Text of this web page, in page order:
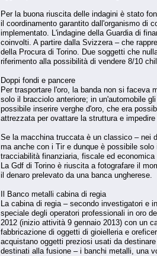
Per la buona riuscita delle indagini è stato
il coordinamento garantito dall'organismo di
implementato. L'indagine della Guardia di
coinvolti. A partire dalla Svizzera – che
della Procura di Torino. Due soggetti che
riferimento alla possibilità di vendere 8/10
Doppi fondi e pancere
Per trasportare l'oro, la banda non si faceva
solo il bracciolo anteriore; in un'automobile
possibile inserire verghe d'oro, che era
attrezzata per ovattare la struttura e
Se la macchina truccata è un classico – nei
ma anche con i Tir e dunque è possibile
tracciabilità finanziaria, fiscale ed
La Gdf di Torino è riuscita a fotografare il
il denaro prelevato da una banca ungherese.
Il Banco metalli cabina di regia
La cabina di regia – secondo investigatori e
speciale degli operatori professionali in oro
2012 (inizio attività 9 gennaio 2013) con un
fabbricazione di oggetti di gioielleria e
acquistano oggetti preziosi usati da
destinati alla fusione – i banchi metalli, una